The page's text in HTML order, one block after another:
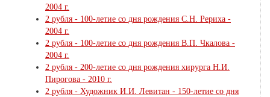
2004 г.
2 рубля - 100-летие со дня рождения С.Н. Рериха -
2004 г.
2 рубля - 100-летие со дня рождения В.П. Чкалова -
2004 г.
2 рубля - 200-летие со дня рождения хирурга Н.И.
Пирогова - 2010 г.
2 рубля - Художник И.И. Левитан - 150-летие со дня